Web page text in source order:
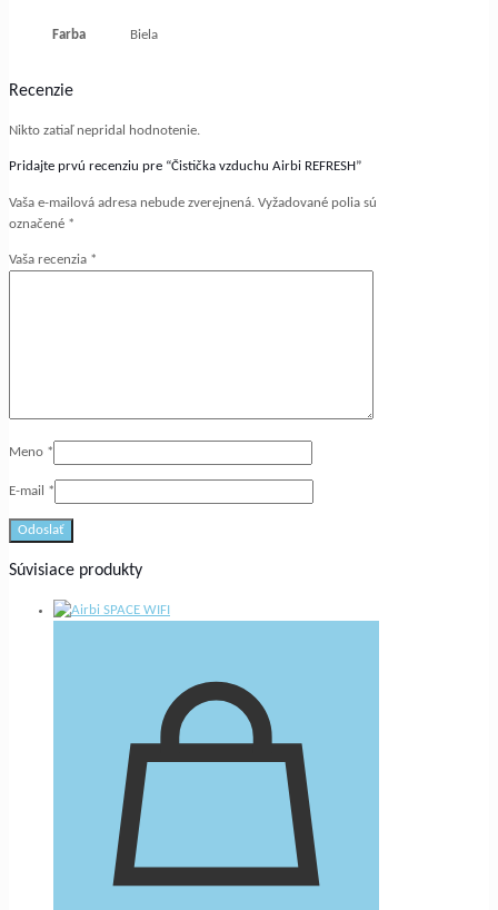
Farba Biela
Recenzie
Nikto zatiaľ nepridal hodnotenie.
Pridajte prvú recenziu pre “Čistička vzduchu Airbi REFRESH”
Vaša e-mailová adresa nebude zverejnená. Vyžadované polia sú
označené *
Vaša recenzia *
Meno *
E-mail *
Súvisiace produkty